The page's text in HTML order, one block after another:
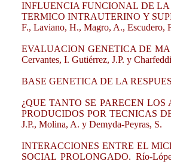
INFLUENCIA FUNCIONAL DE LA
TERMICO INTRAUTERINO Y
F., Laviano, H., Magro, A., Escudero,
EVALUACION GENETICA DE
Cervantes, I. Gutiérrez, J.P. y
BASE GENETICA DE LA
¿QUE TANTO SE PARECEN
PRODUCIDOS POR TECNICAS
J.P., Molina, A. y Demyda-Peyras, S.
INTERACCIONES ENTRE EL
SOCIAL PROLONGADO. Río-